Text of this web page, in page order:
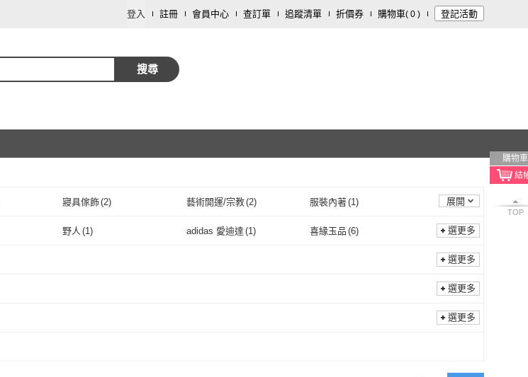
登入 註冊 會員中心 查訂單 追蹤清單 折價券 購物車( 0 ) 登記活動
搜尋
購物車
TOP
寢具傢飾(2) 藝術開運/宗教(2) 服裝內著(1)
餐廚用品
展開
野人 (1) adidas 愛迪達(1) 喜緣玉品 (6) 選更多
選更多
選更多
選更多